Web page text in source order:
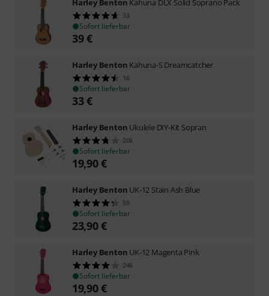
33
Sofort lieferbar
39€
Harley Benton Kahuna-S Dreamcatcher
16
Sofort lieferbar
33€
Harley Benton Ukulele DIY-Kit Sopran
206
Sofort lieferbar
19,90€
Harley Benton UK-12 Stain Ash Blue
59
Sofort lieferbar
23,90€
Harley Benton UK-12 Magenta Pink
246
Sofort lieferbar
19,90€